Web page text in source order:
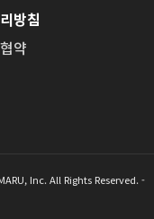
방침
약
Inc. All Rights Reserved. -